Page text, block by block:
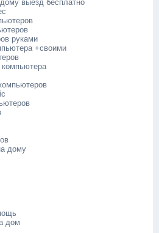
выезд бесплатно
руками
+своими
дому
дом